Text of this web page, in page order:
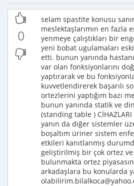
0
selam spastite konusu
meslektaşlarımın en fazla
yenmeye çalıştıkları bir
yeni bobat ugulamaları
etti. bunun yanında
var olan fonksiyonlarını
yaptırarak ve bu
kuvvetlendirerek başarılı
ortezlerini yaptığım bazı
bunun yanında statik ve
(standing table )
yanın da diğer sistemler
boşaltım üriner sistem
etkileri kanıtlanmış
geliştirilmiş bir çok ortez
bulunmakta ortez
arkadaşlara bu konularda